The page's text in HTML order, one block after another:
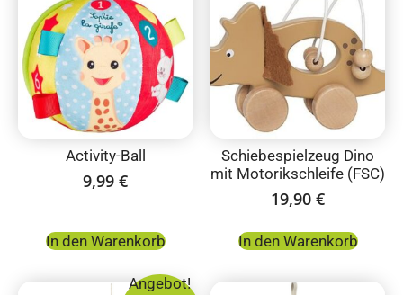
Activity-Ball
9,99 €
In den Warenkorb
Schiebespielzeug Dino
mit Motorikschleife (FSC)
19,90 €
In den Warenkorb
Angebot!